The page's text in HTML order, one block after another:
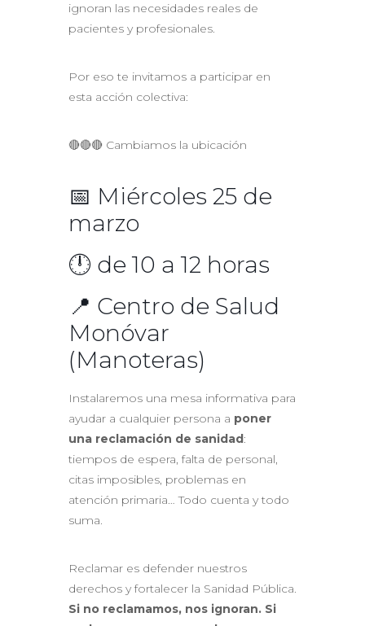
ignoran las necesidades reales de
pacientes y profesionales.
Por eso te invitamos a participar en
esta acción colectiva:
🔴🔴🔴 Cambiamos la ubicación
📅 Miércoles 25 de
marzo
🕛 de 10 a 12 horas
📍 Centro de Salud
Monóvar
(Manoteras)
Instalaremos una mesa informativa para
ayudar a cualquier persona a poner
una reclamación de sanidad:
tiempos de espera, falta de personal,
citas imposibles, problemas en
atención primaria… Todo cuenta y todo
suma.
Reclamar es defender nuestros
derechos y fortalecer la Sanidad Pública.
Si no reclamamos, nos ignoran. Si